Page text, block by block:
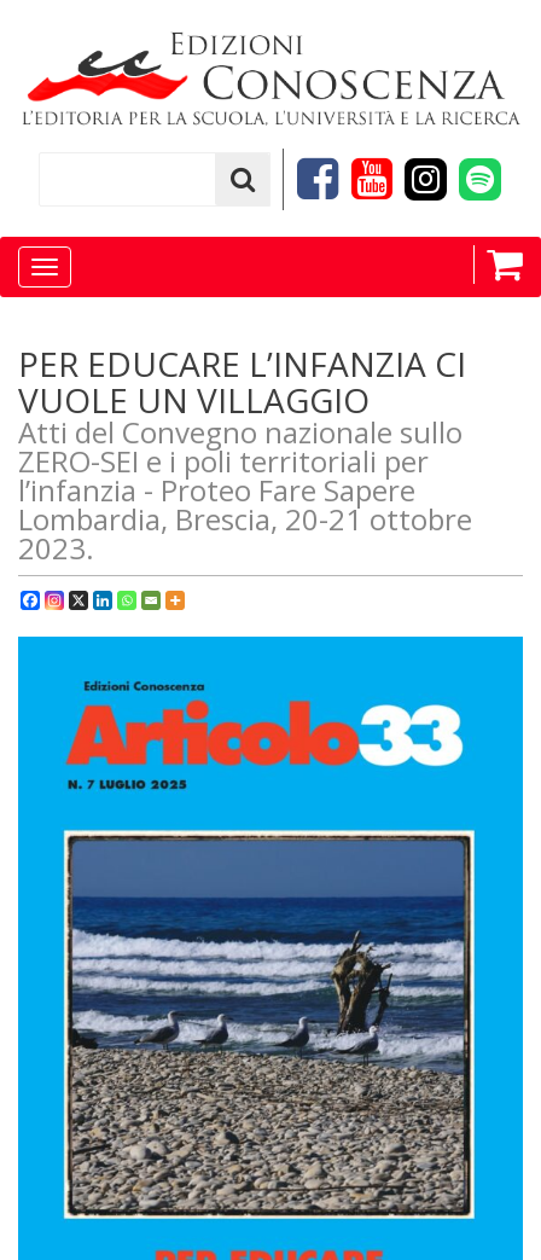
Toggle
navigation
PER EDUCARE L’INFANZIA CI
VUOLE UN VILLAGGIO
Atti del Convegno nazionale sullo
ZERO-SEI e i poli territoriali per
l’infanzia - Proteo Fare Sapere
Lombardia, Brescia, 20-21 ottobre
2023.